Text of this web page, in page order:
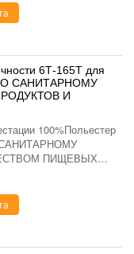
6Т-165Т Цвет:
6Т-165Т для
ПО САНИТАРНОМУ
И
100%Польестер
ПИЩЕВЫХ
с белым и